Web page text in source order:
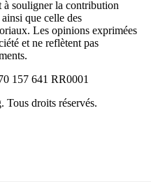
à souligner la contribution
que celle des
Les opinions exprimées
et ne reflètent pas
157 641 RR0001
Tous droits réservés.